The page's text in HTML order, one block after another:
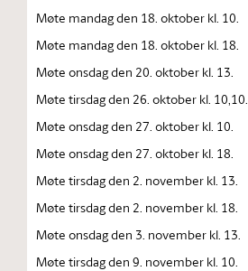
Møte mandag den 18. oktober kl. 10.
Møte mandag den 18. oktober kl. 18.
Møte onsdag den 20. oktober kl. 13.
Møte tirsdag den 26. oktober kl. 10,10.
Møte onsdag den 27. oktober kl. 10.
Møte onsdag den 27. oktober kl. 18.
Møte tirsdag den 2. november kl. 13.
Møte tirsdag den 2. november kl. 18.
Møte onsdag den 3. november kl. 13.
Møte tirsdag den 9. november kl. 10.